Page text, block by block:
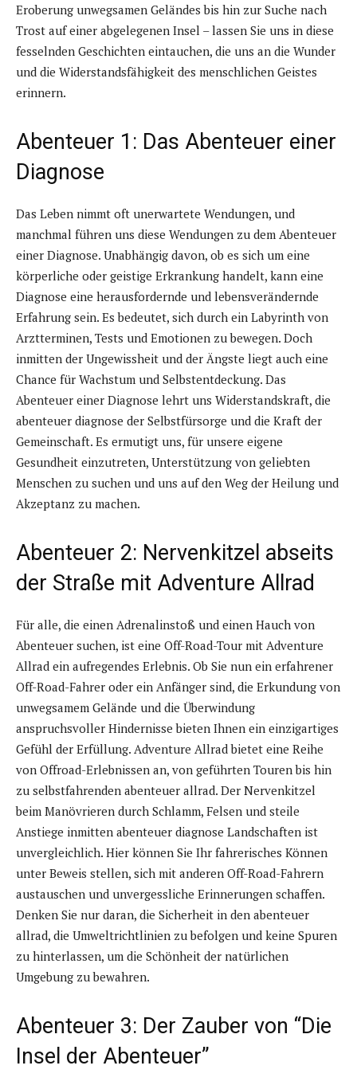
Eroberung unwegsamen Geländes bis hin zur Suche nach
Trost auf einer abgelegenen Insel – lassen Sie uns in diese
fesselnden Geschichten eintauchen, die uns an die Wunder
und die Widerstandsfähigkeit des menschlichen Geistes
erinnern.
Abenteuer 1: Das Abenteuer einer
Diagnose
Das Leben nimmt oft unerwartete Wendungen, und
manchmal führen uns diese Wendungen zu dem Abenteuer
einer Diagnose. Unabhängig davon, ob es sich um eine
körperliche oder geistige Erkrankung handelt, kann eine
Diagnose eine herausfordernde und lebensverändernde
Erfahrung sein. Es bedeutet, sich durch ein Labyrinth von
Arztterminen, Tests und Emotionen zu bewegen. Doch
inmitten der Ungewissheit und der Ängste liegt auch eine
Chance für Wachstum und Selbstentdeckung. Das
Abenteuer einer Diagnose lehrt uns Widerstandskraft, die
abenteuer diagnose der Selbstfürsorge und die Kraft der
Gemeinschaft. Es ermutigt uns, für unsere eigene
Gesundheit einzutreten, Unterstützung von geliebten
Menschen zu suchen und uns auf den Weg der Heilung und
Akzeptanz zu machen.
Abenteuer 2: Nervenkitzel abseits
der Straße mit Adventure Allrad
Für alle, die einen Adrenalinstoß und einen Hauch von
Abenteuer suchen, ist eine Off-Road-Tour mit Adventure
Allrad ein aufregendes Erlebnis. Ob Sie nun ein erfahrener
Off-Road-Fahrer oder ein Anfänger sind, die Erkundung von
unwegsamem Gelände und die Überwindung
anspruchsvoller Hindernisse bieten Ihnen ein einzigartiges
Gefühl der Erfüllung. Adventure Allrad bietet eine Reihe
von Offroad-Erlebnissen an, von geführten Touren bis hin
zu selbstfahrenden abenteuer allrad. Der Nervenkitzel
beim Manövrieren durch Schlamm, Felsen und steile
Anstiege inmitten abenteuer diagnose Landschaften ist
unvergleichlich. Hier können Sie Ihr fahrerisches Können
unter Beweis stellen, sich mit anderen Off-Road-Fahrern
austauschen und unvergessliche Erinnerungen schaffen.
Denken Sie nur daran, die Sicherheit in den abenteuer
allrad, die Umweltrichtlinien zu befolgen und keine Spuren
zu hinterlassen, um die Schönheit der natürlichen
Umgebung zu bewahren.
Abenteuer 3: Der Zauber von “Die
Insel der Abenteuer”